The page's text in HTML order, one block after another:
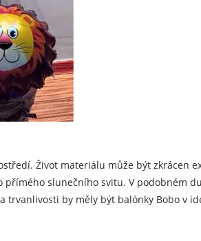
Život materiálu může být zkrácen
slunečního svitu. V podobném
trvanlivosti by měly být balónky Bobo v